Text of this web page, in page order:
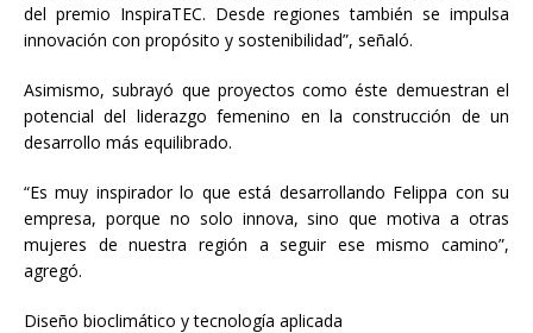
del premio InspiraTEC. Desde regiones también se impulsa
innovación con propósito y sostenibilidad”, señaló.
Asimismo, subrayó que proyectos como éste demuestran el
potencial del liderazgo femenino en la construcción de un
desarrollo más equilibrado.
“Es muy inspirador lo que está desarrollando Felippa con su
empresa, porque no solo innova, sino que motiva a otras
mujeres de nuestra región a seguir ese mismo camino”,
agregó.
Diseño bioclimático y tecnología aplicada